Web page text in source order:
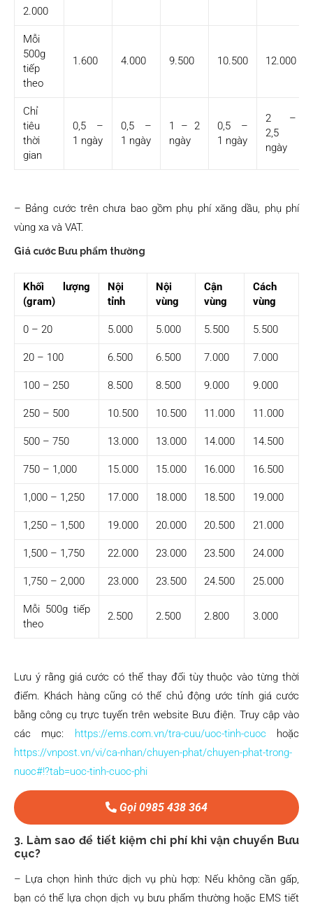
2.000
Mỗi
500g
tiếp
theo
1.600 4.000 9.500 10.500 12.000
Chỉ
tiêu
thời
gian
0,5 –
1 ngày
0,5 –
1 ngày
1 – 2
ngày
0,5 –
1 ngày
2 –
2,5
ngày
– Bảng cước trên chưa bao gồm phụ phí xăng dầu, phụ phí
vùng xa và VAT.
Giá cước Bưu phẩm thường
Khối lượng
(gram)
Nội
tỉnh
Nội
vùng
Cận
vùng
Cách
vùng
0 – 20 5.000 5.000 5.500 5.500
20 – 100 6.500 6.500 7.000 7.000
100 – 250 8.500 8.500 9.000 9.000
250 – 500 10.500 10.500 11.000 11.000
500 – 750 13.000 13.000 14.000 14.500
750 – 1,000 15.000 15.000 16.000 16.500
1,000 – 1,250 17.000 18.000 18.500 19.000
1,250 – 1,500 19.000 20.000 20.500 21.000
1,500 – 1,750 22.000 23.000 23.500 24.000
1,750 – 2,000 23.000 23.500 24.500 25.000
Mỗi 500g tiếp
theo
2.500 2.500 2.800 3.000
Lưu ý rằng giá cước có thể thay đổi tùy thuộc vào từng thời
điểm. Khách hàng cũng có thể chủ động ước tính giá cước
bằng công cụ trực tuyến trên website Bưu điện. Truy cập vào
các mục: https://ems.com.vn/tra-cuu/uoc-tinh-cuoc hoặc
https://vnpost.vn/vi/ca-nhan/chuyen-phat/chuyen-phat-trong-
nuoc#!?tab=uoc-tinh-cuoc-phi
Gọi 0985 438 364
3. Làm sao để tiết kiệm chi phí khi vận chuyển Bưu
cục?
– Lựa chọn hình thức dịch vụ phù hợp: Nếu không cần gấp,
bạn có thể lựa chọn dịch vụ bưu phẩm thường hoặc EMS tiết